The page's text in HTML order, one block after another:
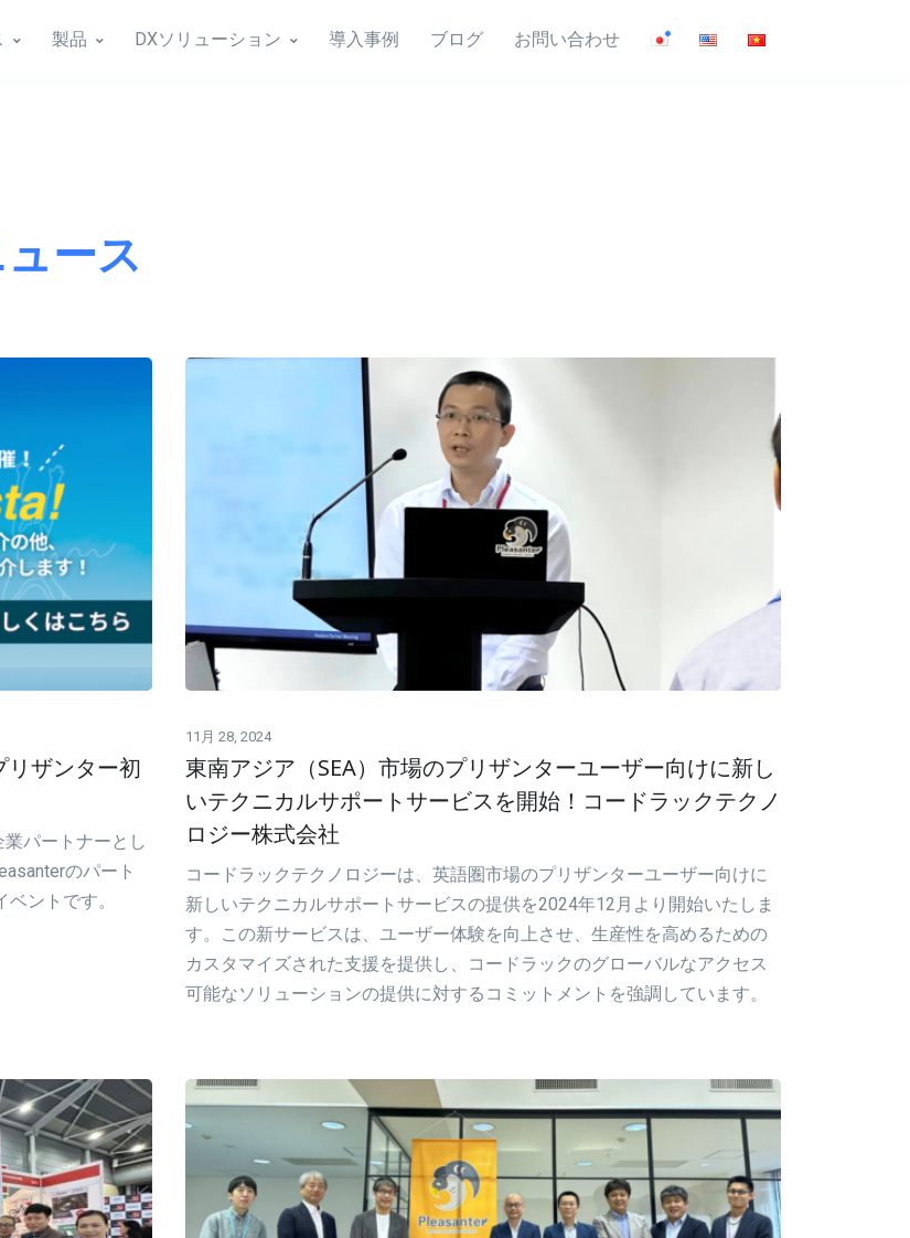
製品 DXソリューション 導入事例 ブログ お問い合わせ
ース
ザンター初
パートナーとし
のパート
ントです。
11月 28, 2024
東南アジア（SEA）市場のプリザンターユーザー向けに新し
いテクニカルサポートサービスを開始！コードラックテクノ
ロジー株式会社
コードラックテクノロジーは、英語圏市場のプリザンターユーザー向けに
新しいテクニカルサポートサービスの提供を2024年12月より開始いたしま
す。この新サービスは、ユーザー体験を向上させ、生産性を高めるための
カスタマイズされた支援を提供し、コードラックのグローバルなアクセス
可能なソリューションの提供に対するコミットメントを強調しています。